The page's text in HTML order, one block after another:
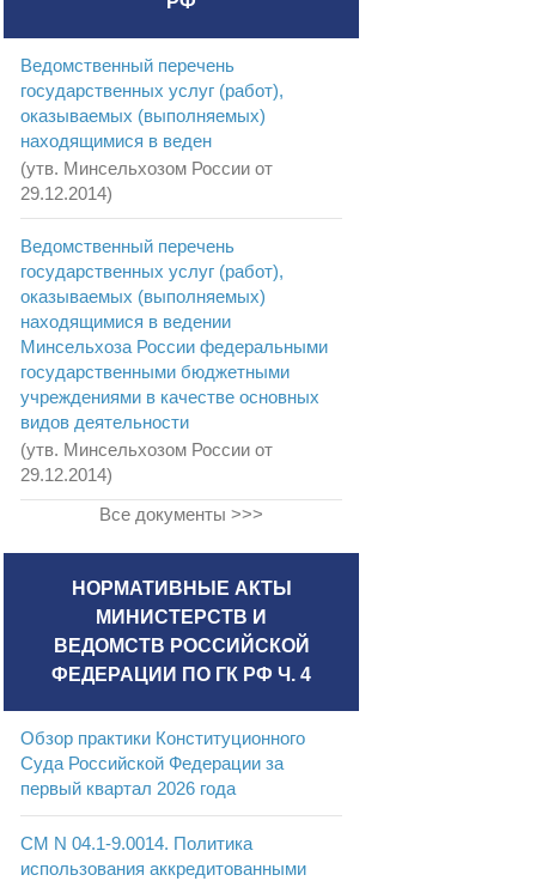
Ведомственный перечень
государственных услуг (работ),
оказываемых (выполняемых)
находящимися в веден
(утв. Минсельхозом России от
29.12.2014)
Ведомственный перечень
государственных услуг (работ),
оказываемых (выполняемых)
находящимися в ведении
Минсельхоза России федеральными
государственными бюджетными
учреждениями в качестве основных
видов деятельности
(утв. Минсельхозом России от
29.12.2014)
Все документы >>>
НОРМАТИВНЫЕ АКТЫ
МИНИСТЕРСТВ И
ВЕДОМСТВ РОССИЙСКОЙ
ФЕДЕРАЦИИ ПО ГК РФ Ч. 4
Обзор практики Конституционного
Суда Российской Федерации за
первый квартал 2026 года
СМ N 04.1-9.0014. Политика
использования аккредитованными